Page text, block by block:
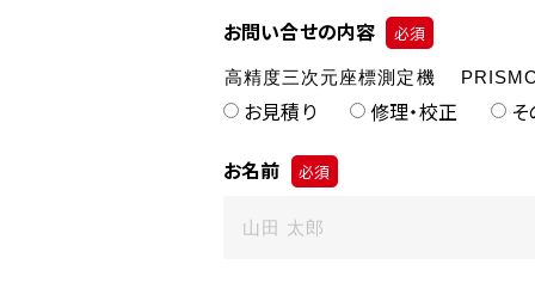
お問い合せの内容 必須
お見積り 修理・校正
お名前 必須